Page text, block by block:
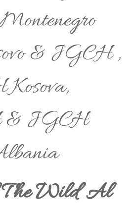
& JGCH ,
Kosova,
& JGCH
Wild Al